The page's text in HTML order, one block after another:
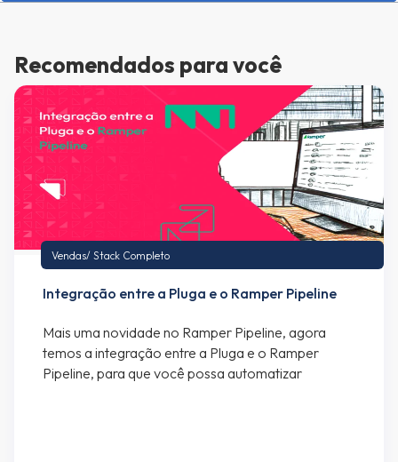
Recomendados para você
Vendas/ Stack Completo
Integração entre a Pluga e o Ramper Pipeline
Mais uma novidade no Ramper Pipeline, agora
temos a integração entre a Pluga e o Ramper
Pipeline, para que você possa automatizar